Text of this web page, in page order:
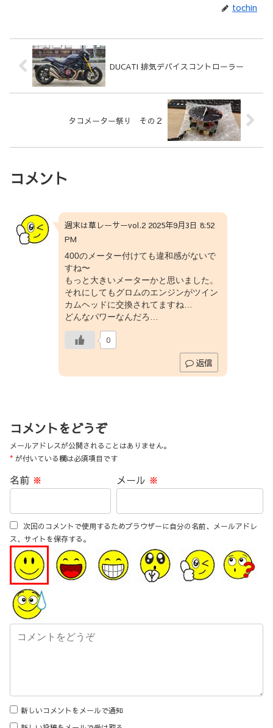
tochin
DUCATI 排気デバイスコントローラー
タコメーター祭り その２
コメント
週末は草レーサーvol.2 2025年9月3日 8:52
PM
400のメーター付けても違和感がないで
すね〜
もっと大きいメーターかと思いました。
それにしてもグロムのエンジンがツイン
カムヘッドに交換されてますね…
どんなパワーなんだろ…
0
返信
コメントをどうぞ
メールアドレスが公開されることはありません。
* が付いている欄は必須項目です
名前 ※ メール ※
次回のコメントで使用するためブラウザーに自分の名前、メールアドレ
ス、サイトを保存する。
新しいコメントをメールで通知